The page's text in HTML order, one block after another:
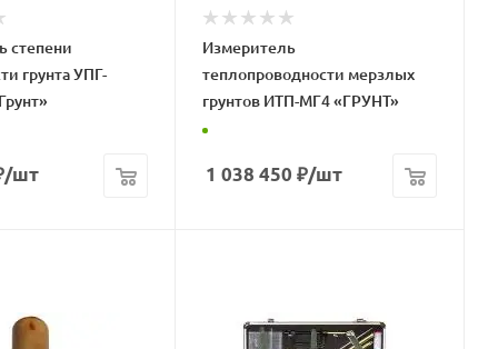
степени
грунта УПГ-
/шт
Измеритель
теплопроводности мерзлых
грунтов ИТП-МГ4 «ГРУНТ»
1 038 450 ₽/шт